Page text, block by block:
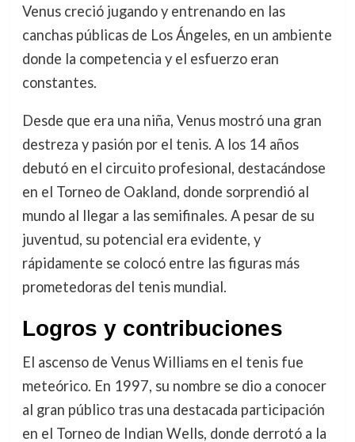
Venus creció jugando y entrenando en las
canchas públicas de Los Ángeles, en un ambiente
donde la competencia y el esfuerzo eran
constantes.
Desde que era una niña, Venus mostró una gran
destreza y pasión por el tenis. A los 14 años
debutó en el circuito profesional, destacándose
en el Torneo de Oakland, donde sorprendió al
mundo al llegar a las semifinales. A pesar de su
juventud, su potencial era evidente, y
rápidamente se colocó entre las figuras más
prometedoras del tenis mundial.
Logros y contribuciones
El ascenso de Venus Williams en el tenis fue
meteórico. En 1997, su nombre se dio a conocer
al gran público tras una destacada participación
en el Torneo de Indian Wells, donde derrotó a la